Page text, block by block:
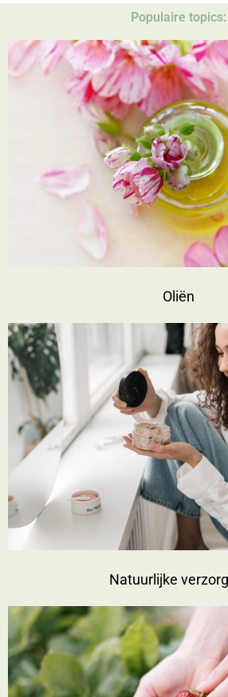
Populaire topics:
Oliën
Natuurlijke